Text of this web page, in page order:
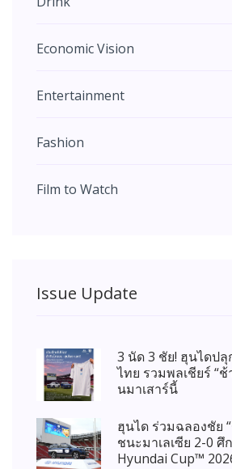
Economic Vision
Entertainment
Fashion
Film to Watch
Issue Update
3 นัด 3 ชัย! ฮุนไดป
ไทย รวมพลเชียร์ “ช้
นมาเสาร์นี้
ฮุนได ร่วมฉลองชัย
ชนะมาเลเซีย 2-0 ศึ
Hyundai Cup™